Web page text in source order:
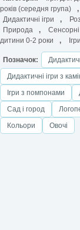
років (середня група)
,
Дидактичні ігри
,
Природа
, Сенсорні
дитини 0-2 роки
,
Позначок:
Дидактичні ігри з
Ігри з помпонами
Сад і город
Кольори
Овочі